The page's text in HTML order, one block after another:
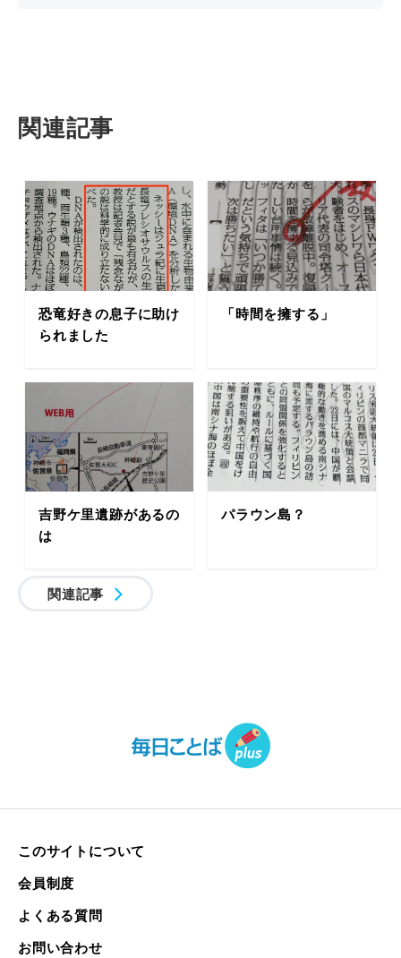
関連記事
恐竜好きの息子に助け
られました
「時間を擁する」
吉野ケ里遺跡があるの
は
パラウン島？
関連記事
このサイトについて
会員制度
よくある質問
お問い合わせ